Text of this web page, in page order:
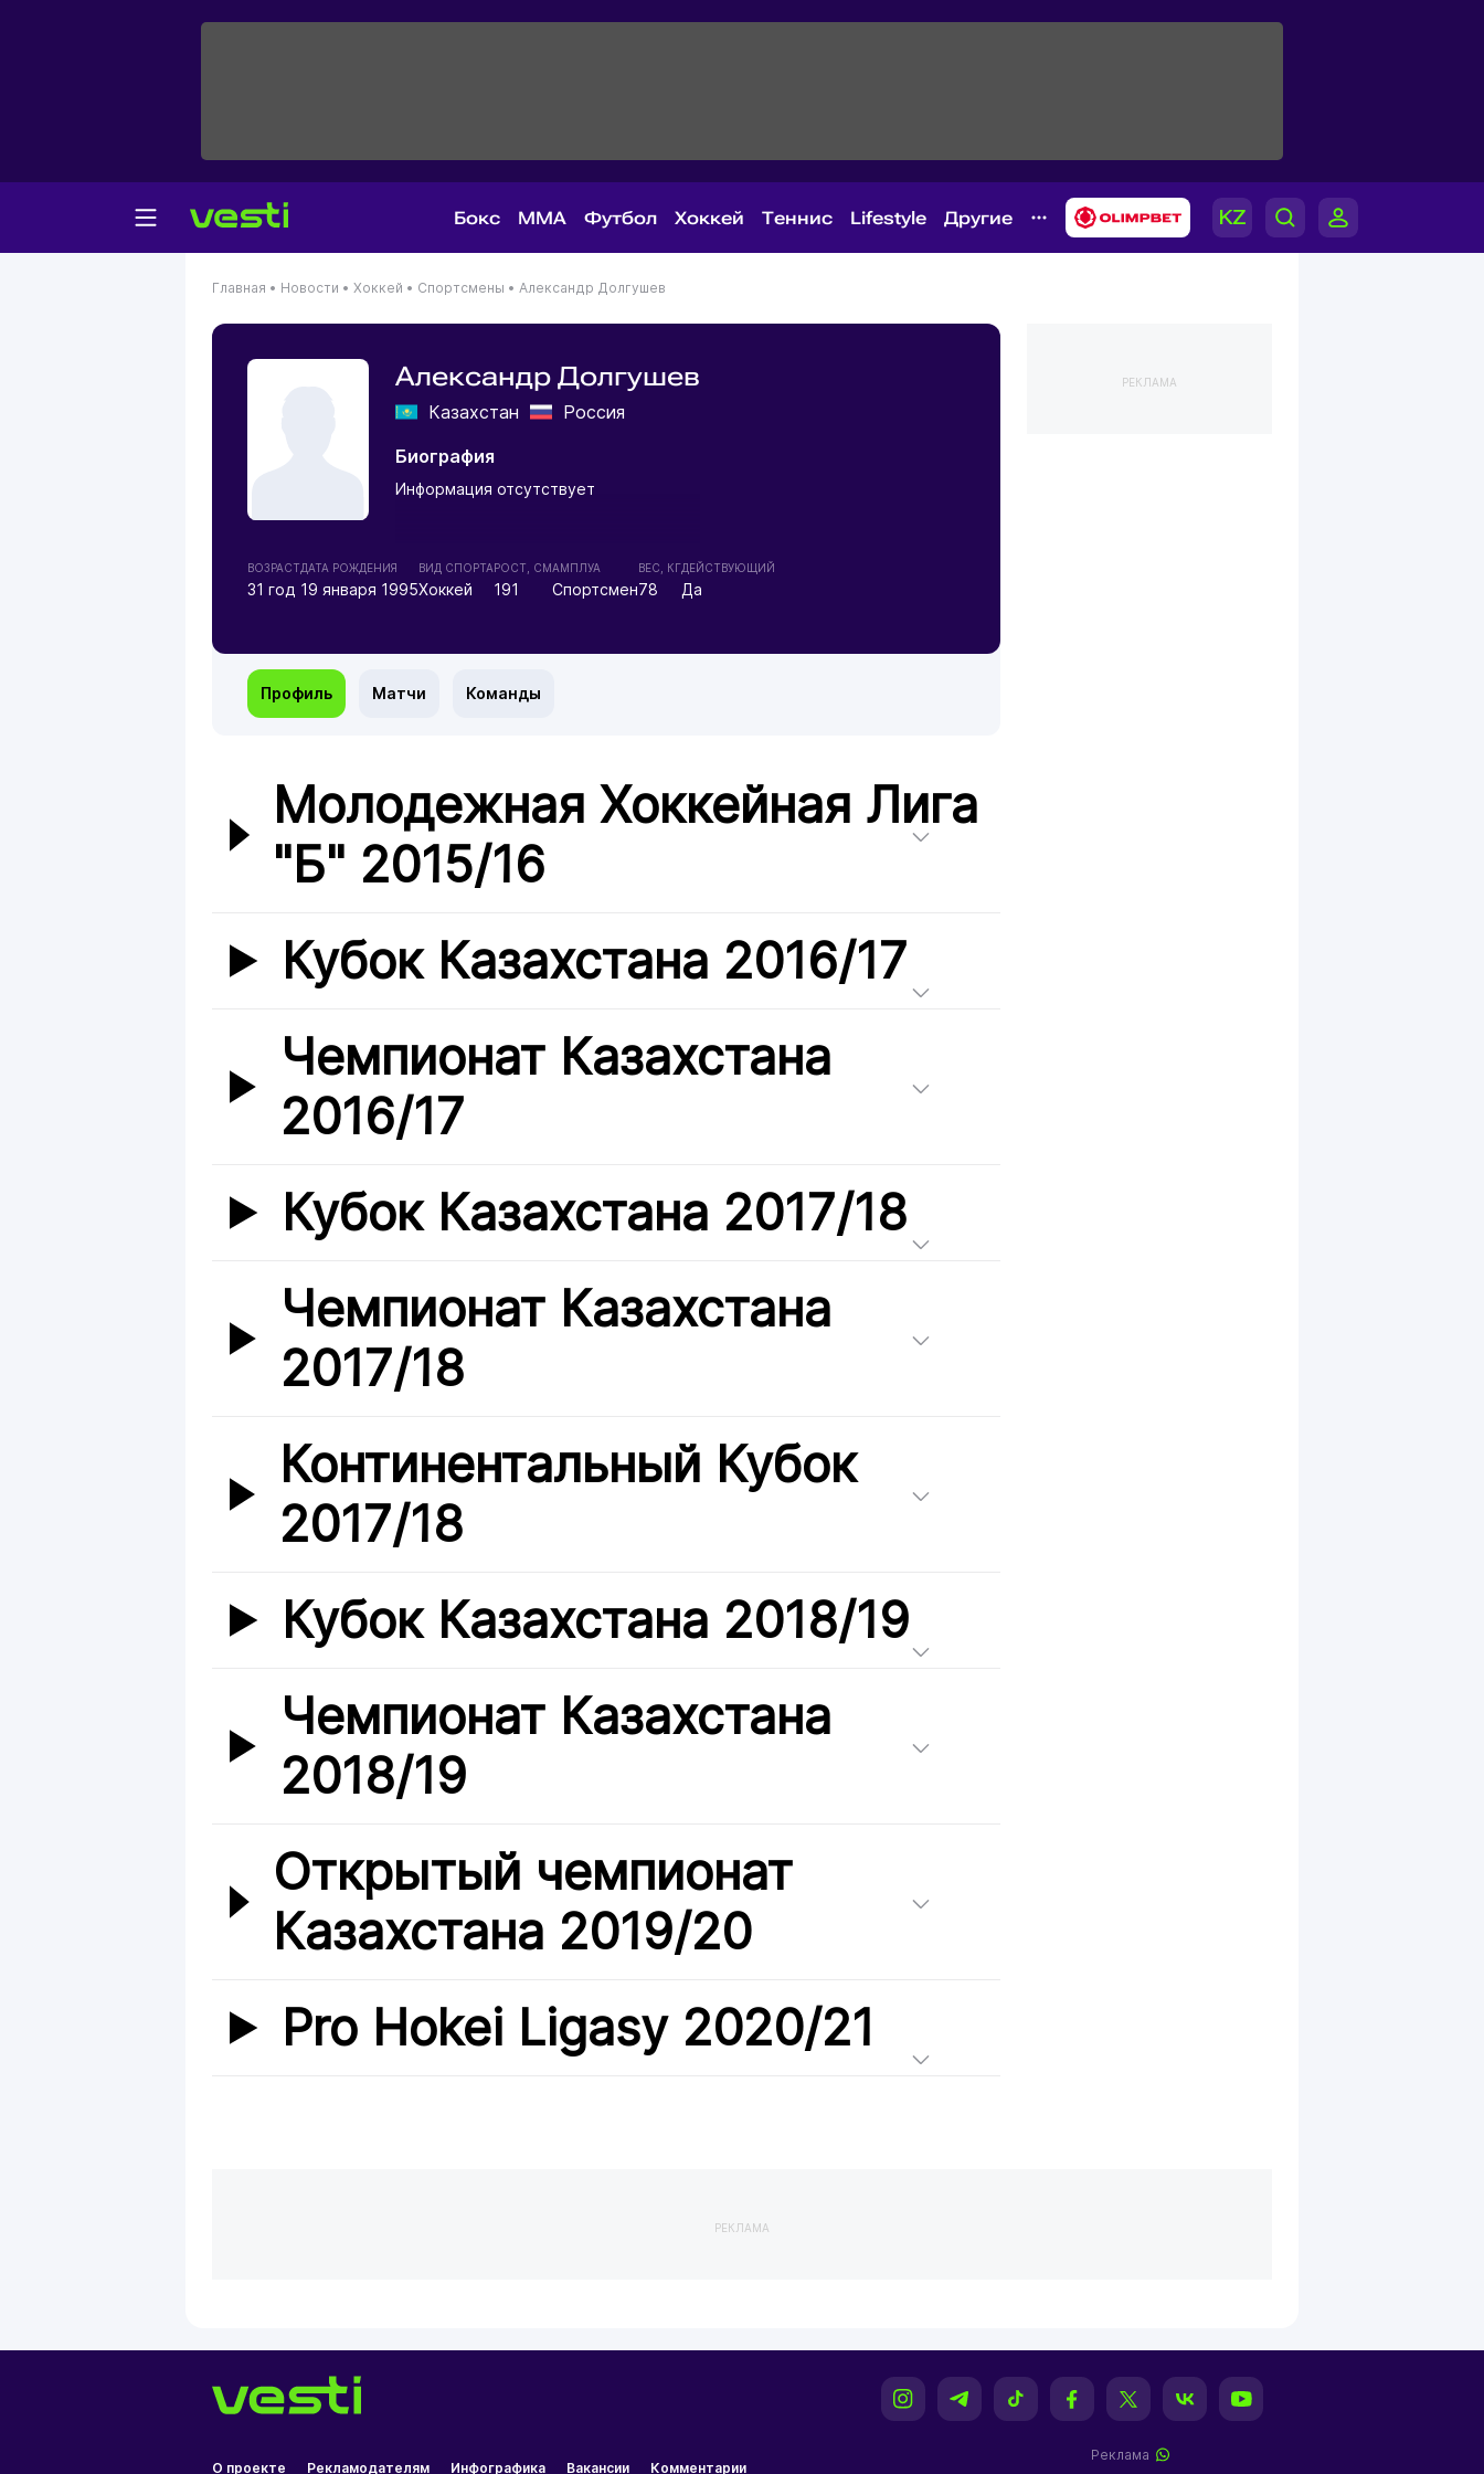
Бокс MMA Футбол Хоккей Теннис Lifestyle Другие
Главная • Новости • Хоккей • Спортсмены • Александр Долгушев
Александр Долгушев
Казахстан
Россия
Биография
Информация отсутствует
ВОЗРАСТ
31 год
ДАТА РОЖДЕНИЯ
19 января 1995
ВИД СПОРТА
Хоккей
РОСТ, СМ
191
АМПЛУА
Спортсмен
ВЕС, КГ
78
ДЕЙСТВУЮЩИЙ
Да
Профиль Матчи Команды
Молодежная Хоккейная Лига
"Б" 2015/16
Кубок Казахстана 2016/17
Чемпионат Казахстана
2016/17
Кубок Казахстана 2017/18
Чемпионат Казахстана
2017/18
Континентальный Кубок
2017/18
Кубок Казахстана 2018/19
Чемпионат Казахстана
2018/19
Открытый чемпионат
Казахстана 2019/20
Pro Hokei Ligasy 2020/21
РЕКЛАМА
РЕКЛАМА
О проекте Рекламодателям Инфографика Вакансии Комментарии
Реклама